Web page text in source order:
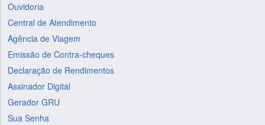
Ouvidoria
Central de Atendimento
Agência de Viagem
Emissão de Contra-cheques
Declaração de Rendimentos
Assinador Digital
Gerador GRU
Sua Senha